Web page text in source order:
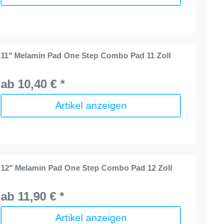
11" Melamin Pad One Step Combo Pad 11 Zoll
ab 10,40 € *
Artikel anzeigen
12" Melamin Pad One Step Combo Pad 12 Zoll
ab 11,90 € *
Artikel anzeigen